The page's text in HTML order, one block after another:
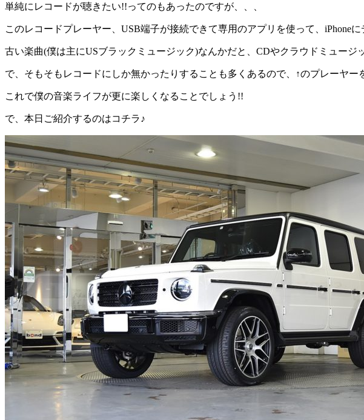
単純にレコードが聴きたい!!ってのもあったのですが、、、
このレコードプレーヤー、USB端子が接続できて専用のアプリを使って、iPhone
古い楽曲(僕は主にUSブラックミュージック)なんかだと、CDやクラウドミュー
で、そもそもレコードにしか無かったりすることも多くあるので、↑のプレーヤー
これで僕の音楽ライフが更に楽しくなることでしょう!!
で、本日ご紹介するのはコチラ♪